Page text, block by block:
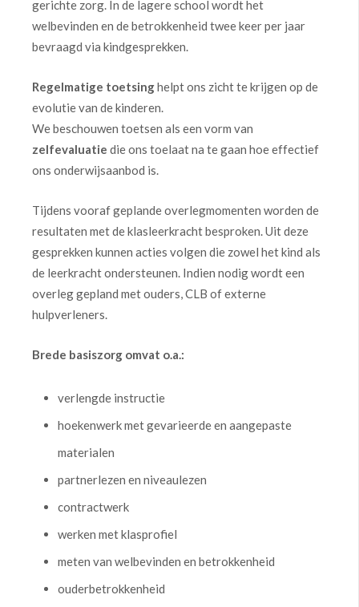
gerichte zorg. In de lagere school wordt het
welbevinden en de betrokkenheid twee keer per jaar
bevraagd via kindgesprekken.
Regelmatige toetsinghelpt ons zicht te krijgen op de
evolutie van de kinderen.
We beschouwen toetsen als een vorm van
zelfevaluatie die ons toelaat na te gaan hoe effectief
ons onderwijsaanbod is.
Tijdens vooraf geplande overlegmomenten worden de
resultaten met de klasleerkracht besproken. Uit deze
gesprekken kunnen acties volgen die zowel het kind als
de leerkracht ondersteunen. Indien nodig wordt een
overleg gepland met ouders, CLB of externe
hulpverleners.
Brede basiszorg omvat o.a.:
verlengde instructie
hoekenwerk met gevarieerde en aangepaste
materialen
partnerlezen en niveaulezen
contractwerk
werken met klasprofiel
meten van welbevinden en betrokkenheid
ouderbetrokkenheid